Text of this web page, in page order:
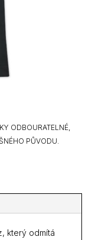
ODBOURATELNÉ,
PŮVODU.
který odmítá